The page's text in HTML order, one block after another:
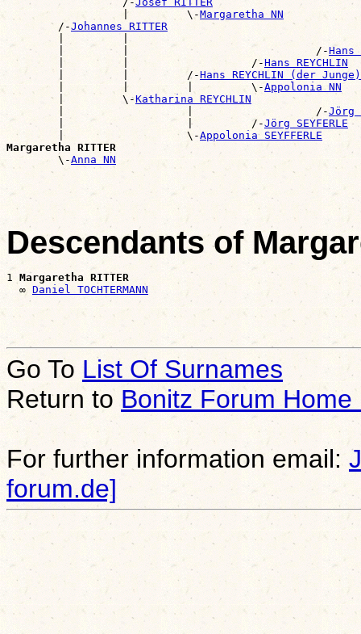
                  |         \-
Margaretha NN
        /-
Johannes RITTER
|         |
        |         |                             /-
Hans
        |         |                   /-
Hans REYCHLIN
        |         |         /-
Hans REYCHLIN (der Junge)
        |         |         |         \-
Appolonia NN
        |         \-
Katharina REYCHLIN
        |                   |                   /-
Jörg
        |                   |         /-
Jörg SEYFERLE
        |                   \-
Appolonia SEYFFERLE
Margaretha RITTER
\-Anna NN
Descendants of
1 Margaretha RITTER
  ∞
Daniel TOCHTERMANN
Go To List Of Surnames
Return to Bonitz Forum Home
For further information email:
forum.de]